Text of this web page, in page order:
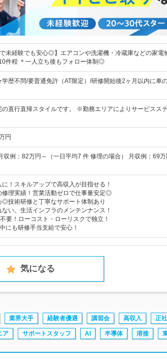
で未経験でも安心◎】エアコンや洗濯機・冷蔵庫などの家電
件程 ＊一人立ち後もフォロー体制◎
学歴不問/要普通免許（AT限定）/研修開始後2ヶ月以内に車
直行直帰スタイルです。 ※勤務エリアによりサービスス
円
収例：82万円～（一日平均7 件 修理の場合） 月収例：69
！スキルアップで高収入が目指せる！
修理実績！営業活動ゼロで仕事量安定◎
◎技術研修と丁寧なサポート体制あり
い。生活インフラのメンテンナンス！
要！ローコスト・ローリスクで独立！
にも研修手当支給で安心！
気になる
業界大手 経験者優遇 講習会 高収入 正
ア サポートスタッフ AI 半導体 溶接